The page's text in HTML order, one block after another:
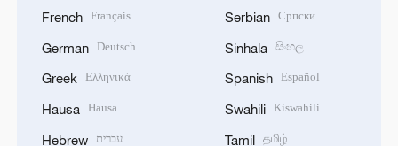
French Français
German Deutsch
Greek Ελληνικά
Hausa Hausa
Hebrew עברית
Serbian Српски
Sinhala සිංහල
Spanish Español
Swahili Kiswahili
Tamil தமிழ்